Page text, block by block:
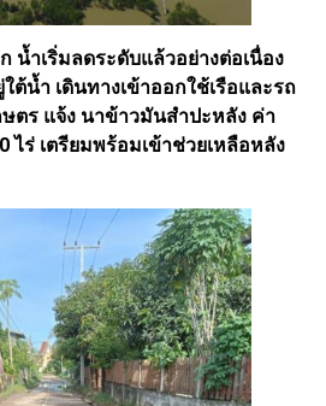
น้ำเริ่มลดระดับแล้วอย่างต่อเนื่อง
ต้น้ำ เดินทางเข้าออกใช้เรือและรถ
ตร แจ้ง นาข้าวมันสำปะหลัง ค่า
ไร่ เตรียมพร้อมเข้าช่วยเหลือหลัง